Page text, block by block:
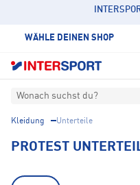
WÄHLE DEINEN SHOP
Wonach suchst du?
Kleidung Unterteile
PROTEST